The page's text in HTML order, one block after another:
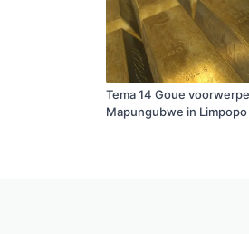
Tema 14 Goue
Mapungubwe in Limpopo